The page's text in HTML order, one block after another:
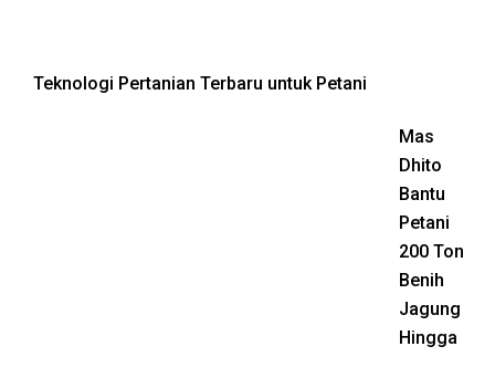
Teknologi Pertanian Terbaru untuk Petani
Mas
Dhito
Bantu
Petani
200 Ton
Benih
Jagung
Hingga